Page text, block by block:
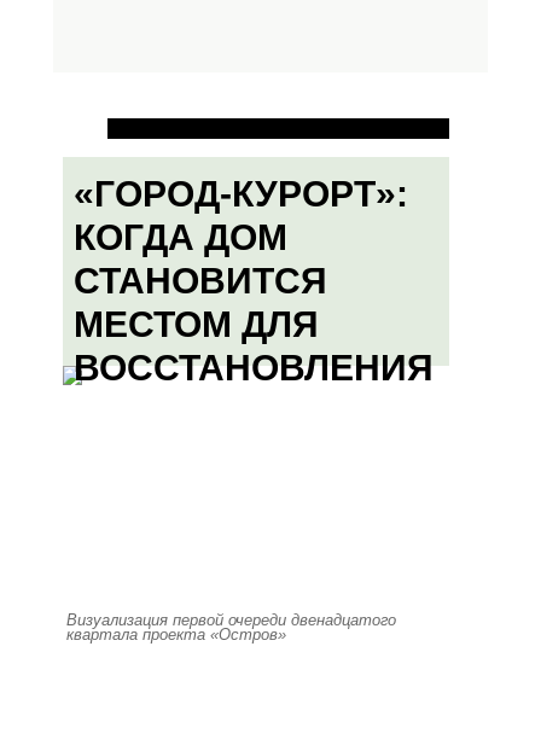
«ГОРОД-КУРОРТ»:
КОГДА ДОМ
СТАНОВИТСЯ
МЕСТОМ ДЛЯ
ВОССТАНОВЛЕНИЯ
Визуализация первой очереди двенадцатого
квартала проекта «Остров»